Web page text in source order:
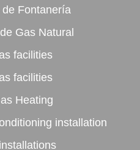
Fontanería
Gas Natural
facilities
facilities
Heating
installation